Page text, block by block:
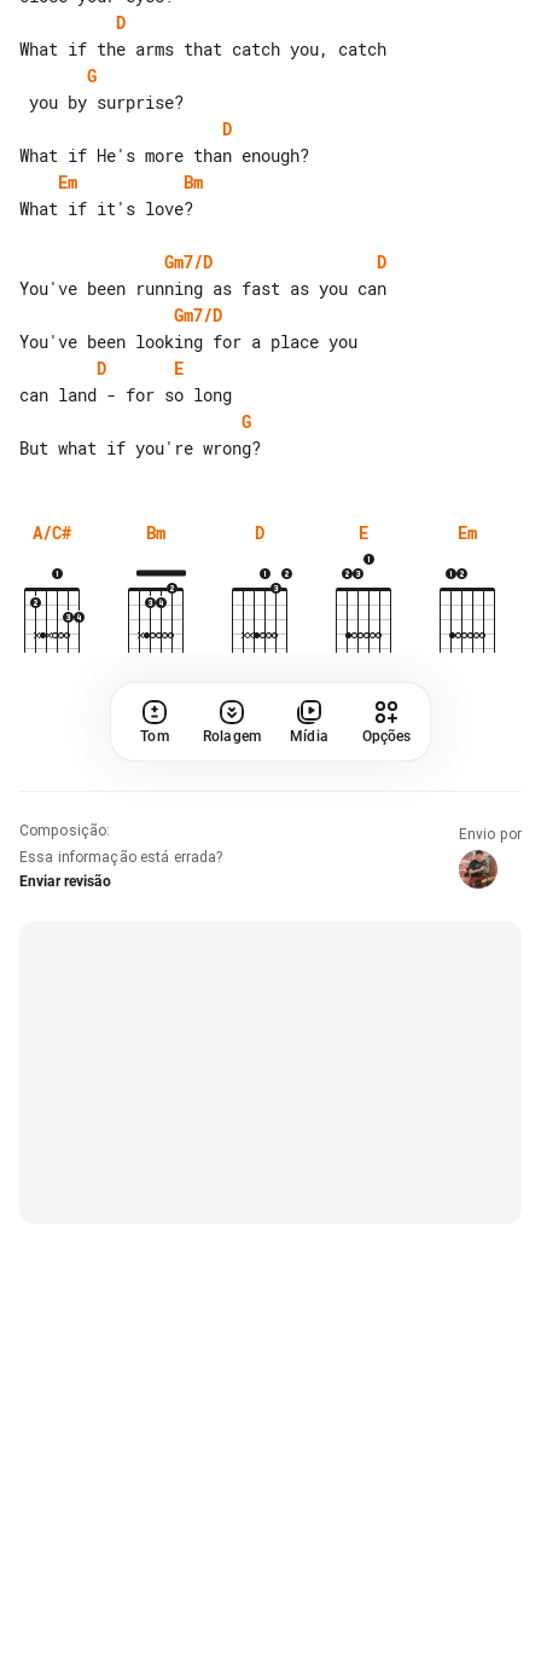
D
G
D
Em
Bm
What if it's love?
Gm7/D
D
Gm7/D
D
E
G
A/C# Bm D E Em
Tom Rolagem Mídia Opções
Composição:
Essa informação está errada?
Enviar revisão
Envio por